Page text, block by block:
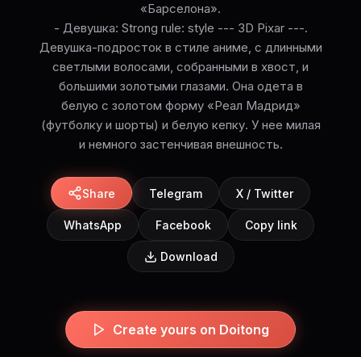
«Барселона».
- Девушка: Strong rule: style --- 3D Pixar ---.
Девушка-подросток в стиле аниме, с длинными
светлыми волосами, собранными в хвост, и
большими золотыми глазами. Она одета в
белую с золотом форму «Реал Мадрид»
(футболку и шорты) и белую кепку. У нее милая
и немного застенчивая внешность.
Share Telegram X / Twitter
WhatsApp Facebook Copy link
Download
Create yours on Doitong